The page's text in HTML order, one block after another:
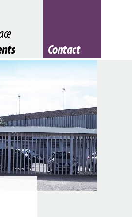
Contact